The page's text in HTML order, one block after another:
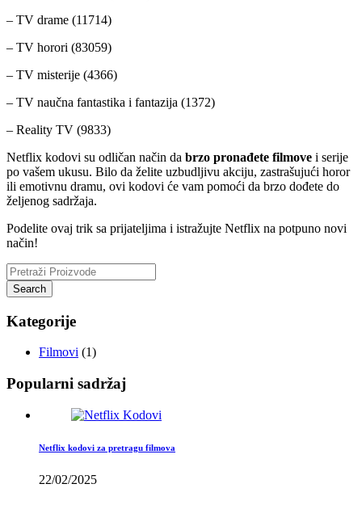
– TV drame (11714)
– TV horori (83059)
– TV misterije (4366)
– TV naučna fantastika i fantazija (1372)
– Reality TV (9833)
Netflix kodovi su odličan način da brzo pronađete filmove i serije
po vašem ukusu. Bilo da želite uzbudljivu akciju, zastrašujući horor
ili emotivnu dramu, ovi kodovi će vam pomoći da brzo dođete do
željenog sadržaja.
Podelite ovaj trik sa prijateljima i istražujte Netflix na potpuno novi
način!
Kategorije
Filmovi (1)
Popularni sadržaj
Netflix kodovi za pretragu filmova
22/02/2025